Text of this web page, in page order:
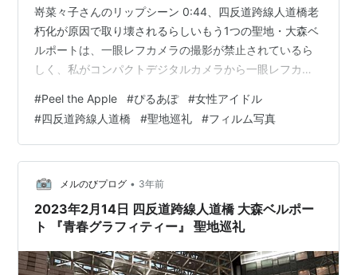
嵜菜々子さんのリップシーン 0:44、四反道跨線人道橋老
朽化が原因で取り壊されるらしいもう1つの聖地・大森ベ
ルポートは、一眼レフカメラの撮影が禁止されているら
しく、私がコンパクトデジタルカメラから一眼レフカメ
クトデジタルカメラで撮影した写真は後日メルのびプロ
グに公開する予定です。撮影場所：四反道跨線人道橋
（東京都渋谷区東二丁目26番～恵比寿西二丁目6番） カ
メラ：Canon EOS Kiss 5 レンズ：Canon EF35-80mm
F4-5.6 USM フィルム：SUPERIA X…
#Peel the Apple #ぴるあぽ #女性アイドル
#四反道跨線人道橋 #聖地巡礼 #フィルム写真
メルのびプログ • 3年前
2023年2月14日 四反道跨線人道橋 大森ベルポー
ト 『青春グラフィティー』 聖地巡礼